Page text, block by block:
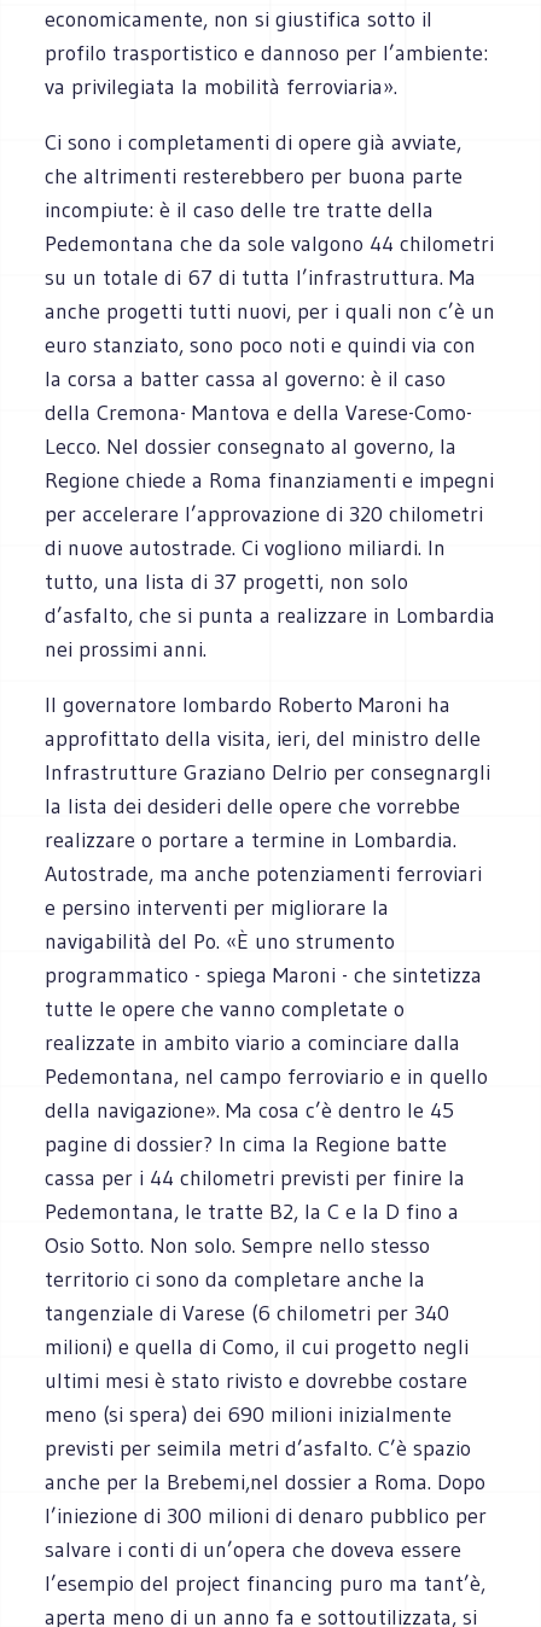
economicamente, non si giustifica sotto il
profilo trasportistico e dannoso per l’ambiente:
va privilegiata la mobilità ferroviaria».
Ci sono i completamenti di opere già avviate,
che altrimenti resterebbero per buona parte
incompiute: è il caso delle tre tratte della
Pedemontana che da sole valgono 44 chilometri
su un totale di 67 di tutta l’infrastruttura. Ma
anche progetti tutti nuovi, per i quali non c’è un
euro stanziato, sono poco noti e quindi via con
la corsa a batter cassa al governo: è il caso
della Cremona- Mantova e della Varese-Como-
Lecco. Nel dossier consegnato al governo, la
Regione chiede a Roma finanziamenti e impegni
per accelerare l’approvazione di 320 chilometri
di nuove autostrade. Ci vogliono miliardi. In
tutto, una lista di 37 progetti, non solo
d’asfalto, che si punta a realizzare in Lombardia
nei prossimi anni.
Il governatore lombardo Roberto Maroni ha
approfittato della visita, ieri, del ministro delle
Infrastrutture Graziano Delrio per consegnargli
la lista dei desideri delle opere che vorrebbe
realizzare o portare a termine in Lombardia.
Autostrade, ma anche potenziamenti ferroviari
e persino interventi per migliorare la
navigabilità del Po. «È uno strumento
programmatico - spiega Maroni - che sintetizza
tutte le opere che vanno completate o
realizzate in ambito viario a cominciare dalla
Pedemontana, nel campo ferroviario e in quello
della navigazione». Ma cosa c’è dentro le 45
pagine di dossier? In cima la Regione batte
cassa per i 44 chilometri previsti per finire la
Pedemontana, le tratte B2, la C e la D fino a
Osio Sotto. Non solo. Sempre nello stesso
territorio ci sono da completare anche la
tangenziale di Varese (6 chilometri per 340
milioni) e quella di Como, il cui progetto negli
ultimi mesi è stato rivisto e dovrebbe costare
meno (si spera) dei 690 milioni inizialmente
previsti per seimila metri d’asfalto. C’è spazio
anche per la Brebemi,nel dossier a Roma. Dopo
l’iniezione di 300 milioni di denaro pubblico per
salvare i conti di un’opera che doveva essere
l’esempio del project financing puro ma tant’è,
aperta meno di un anno fa e sottoutilizzata, si